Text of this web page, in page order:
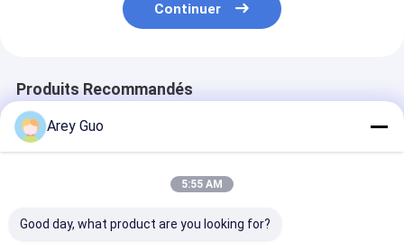
Continuer
Produits Recommandés
Arey Guo
5:55 AM
Good day, what product are you looking for?